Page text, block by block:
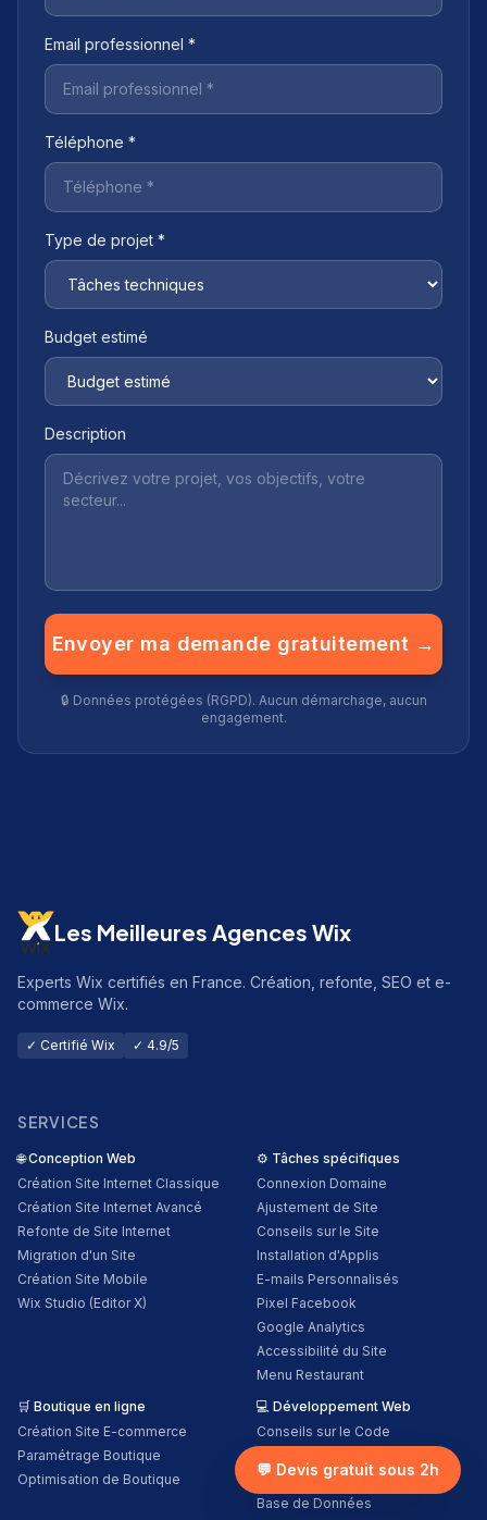
Email professionnel *
Téléphone *
Type de projet *
Budget estimé
Description
Envoyer ma demande gratuitement →
🔒 Données protégées (RGPD). Aucun démarchage, aucun
engagement.
Les Meilleures Agences Wix
Experts Wix certifiés en France. Création, refonte, SEO et e-
commerce Wix.
✓ Certifié Wix ✓ 4.9/5
SERVICES
🌐 Conception Web
Création Site Internet Classique
Création Site Internet Avancé
Refonte de Site Internet
Migration d'un Site
Création Site Mobile
Wix Studio (Editor X)
⚙️ Tâches spécifiques
Connexion Domaine
Ajustement de Site
Conseils sur le Site
Installation d'Applis
E-mails Personnalisés
Pixel Facebook
Google Analytics
Accessibilité du Site
Menu Restaurant
🛒 Boutique en ligne
Création Site E-commerce
Paramétrage Boutique
Optimisation de Boutique
💻 Développement Web
Conseils sur le Code
Services Tiers
Base de Données
💬 Devis gratuit sous 2h